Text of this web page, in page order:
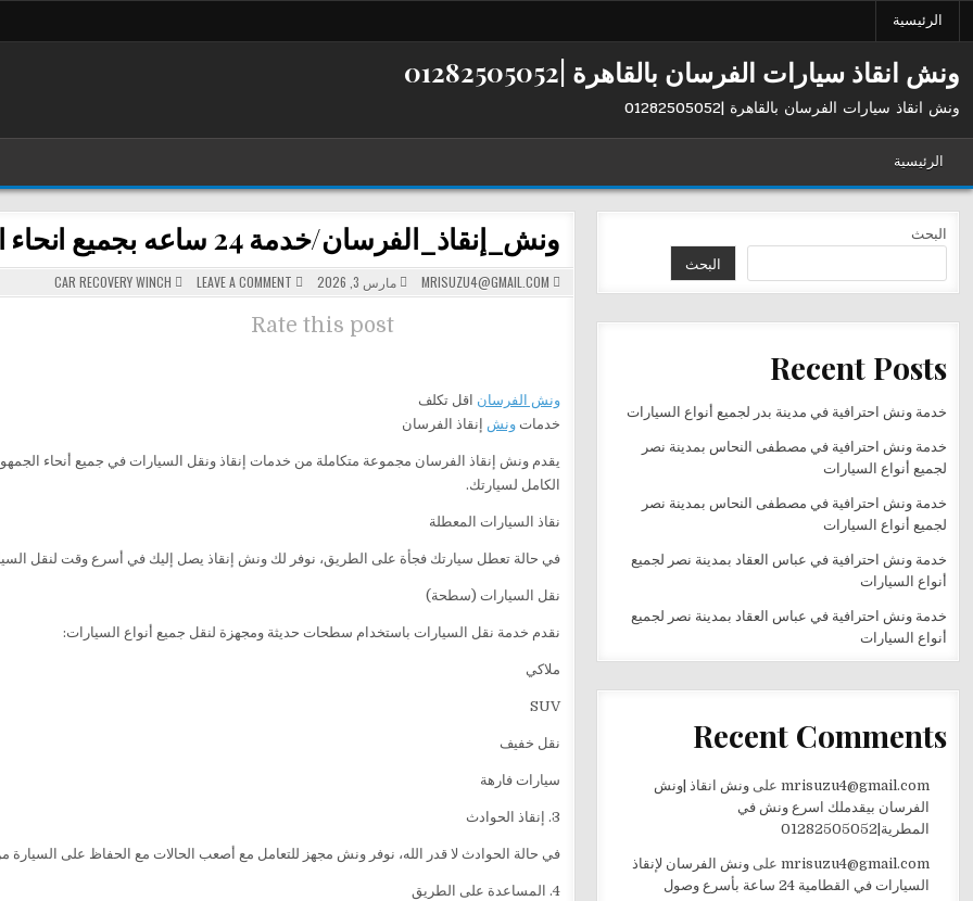
الرئيسية
ونش انقاذ سيارات الفرسان بالقاهرة |01282505052
ونش انقاذ سيارات الفرسان بالقاهرة |01282505052
الرئيسية
ونش_إنقاذ_الفرسان/خدمة 24 ساعه بجميع انحاء الجمهوريه
MRISUZU4@GMAIL.COM مارس 3, 2026 LEAVE A COMMENT
ON
ونش_إنقاذ_الفرسان/
POSTED
IN
CAR RECOVERY WINCH
Rate this post
ونش الفرسان اقل تكلف
خدماتونش إنقاذ الفرسان
الكامل لسيارتك.
نقاذ السيارات المعطلة
في حالة تعطل سيارتك فجأة على الطريق، نوفر لك ونش إنقاذ يصل إليك في أسرع وقت لنقل
نقل السيارات (سطحة)
نقدم خدمة نقل السيارات باستخدام سطحات حديثة ومجهزة لنقل جميع أنواع السيارات:
ملاكي
SUV
نقل خفيف
سيارات فارهة
3. إنقاذ الحوادث
في حالة الحوادث لا قدر الله، نوفر ونش مجهز للتعامل مع أصعب الحالات مع الحفاظ على السيارة
4. المساعدة على الطريق
البحث
البحث
Recent Posts
خدمة ونش احترافية في مدينة بدر لجميع أنواع السيارات
خدمة ونش احترافية في مصطفى النحاس بمدينة نصر
لجميع أنواع السيارات
خدمة ونش احترافية في مصطفى النحاس بمدينة نصر
لجميع أنواع السيارات
خدمة ونش احترافية في عباس العقاد بمدينة نصر لجميع
أنواع السيارات
خدمة ونش احترافية في عباس العقاد بمدينة نصر لجميع
أنواع السيارات
Recent Comments
mrisuzu4@gmail.comعلى ونش انقاذ |ونش
الفرسان بيقدملك اسرع ونش في
المطرية|01282505052
mrisuzu4@gmail.comعلى ونش الفرسان لإنقاذ
السيارات في القطامية 24 ساعة بأسرع وصول